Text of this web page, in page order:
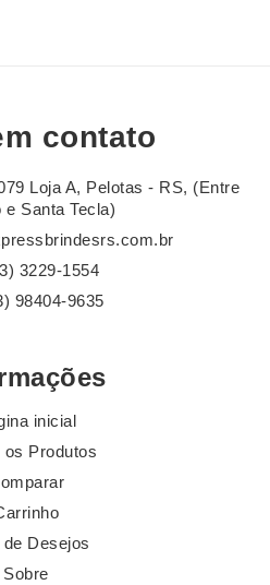
contato
Loja A, Pelotas - RS, (Entre
e Santa Tecla)
3229-1554
98404-9635
inicial
os Produtos
de Desejos
Sobre